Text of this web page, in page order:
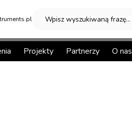
Wpisz wyszukiwaną frazę...
Projekty Partnerzy O nas